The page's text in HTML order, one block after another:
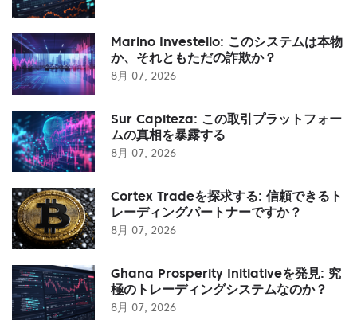
Marino Investello: このシステムは本物
か、それともただの詐欺か？
8月 07, 2026
Sur Capiteza: この取引プラットフォー
ムの真相を暴露する
8月 07, 2026
Cortex Tradeを探求する: 信頼できるト
レーディングパートナーですか？
8月 07, 2026
Ghana Prosperity Initiativeを発見: 究
極のトレーディングシステムなのか？
8月 07, 2026